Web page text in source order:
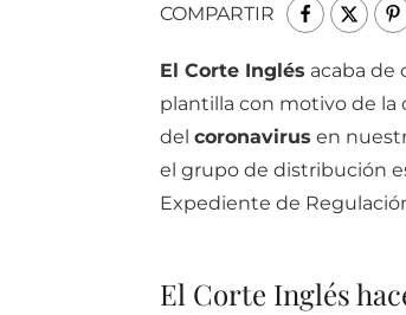
COMPARTIR
El Corte Inglés acaba de
plantilla con motivo de la
del coronavirus en
el grupo de distribución
Expediente de
El Corte Inglés